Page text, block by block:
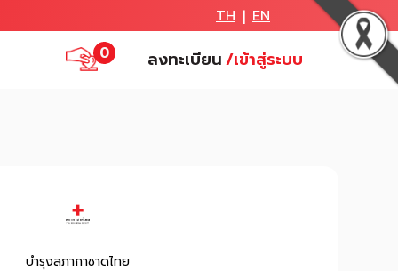
TH | EN
0 ลงทะเบียน/เข้าสู่ระบบ
บำรุงสภากาชาดไทย